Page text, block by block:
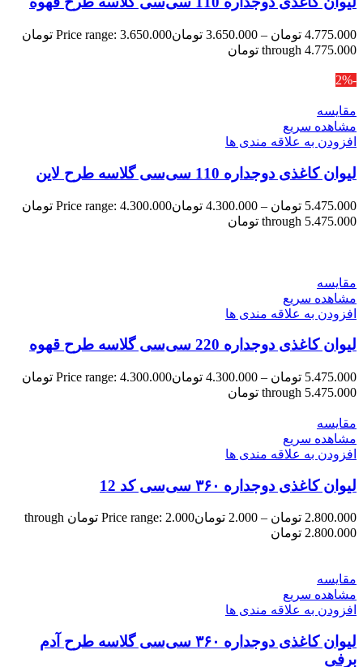
4.775.000 تومان –
3.650.000 تومان
Price range: 3.650.000 تومان
through 4.775.000 تومان
-2%
مقایسه
مشاهده سریع
افزودن به علاقه مندی ها
لیوان کاغذی دوجداره 110 سی‌سی گلاسه طرح لاین
5.475.000 تومان –
4.300.000 تومان
Price range: 4.300.000 تومان
through 5.475.000 تومان
مقایسه
مشاهده سریع
افزودن به علاقه مندی ها
لیوان کاغذی دوجداره 220 سی‌سی گلاسه طرح قهوه
5.475.000 تومان –
4.300.000 تومان
Price range: 4.300.000 تومان
through 5.475.000 تومان
مقایسه
مشاهده سریع
افزودن به علاقه مندی ها
لیوان کاغذی دوجداره ۳۶۰ سی‌سی کد 12
2.800.000 تومان –
2.000 تومان
Price range: 2.000 تومان through
2.800.000 تومان
مقایسه
مشاهده سریع
افزودن به علاقه مندی ها
لیوان کاغذی دوجداره ۳۶۰ سی‌سی گلاسه طرح آدم
برفی